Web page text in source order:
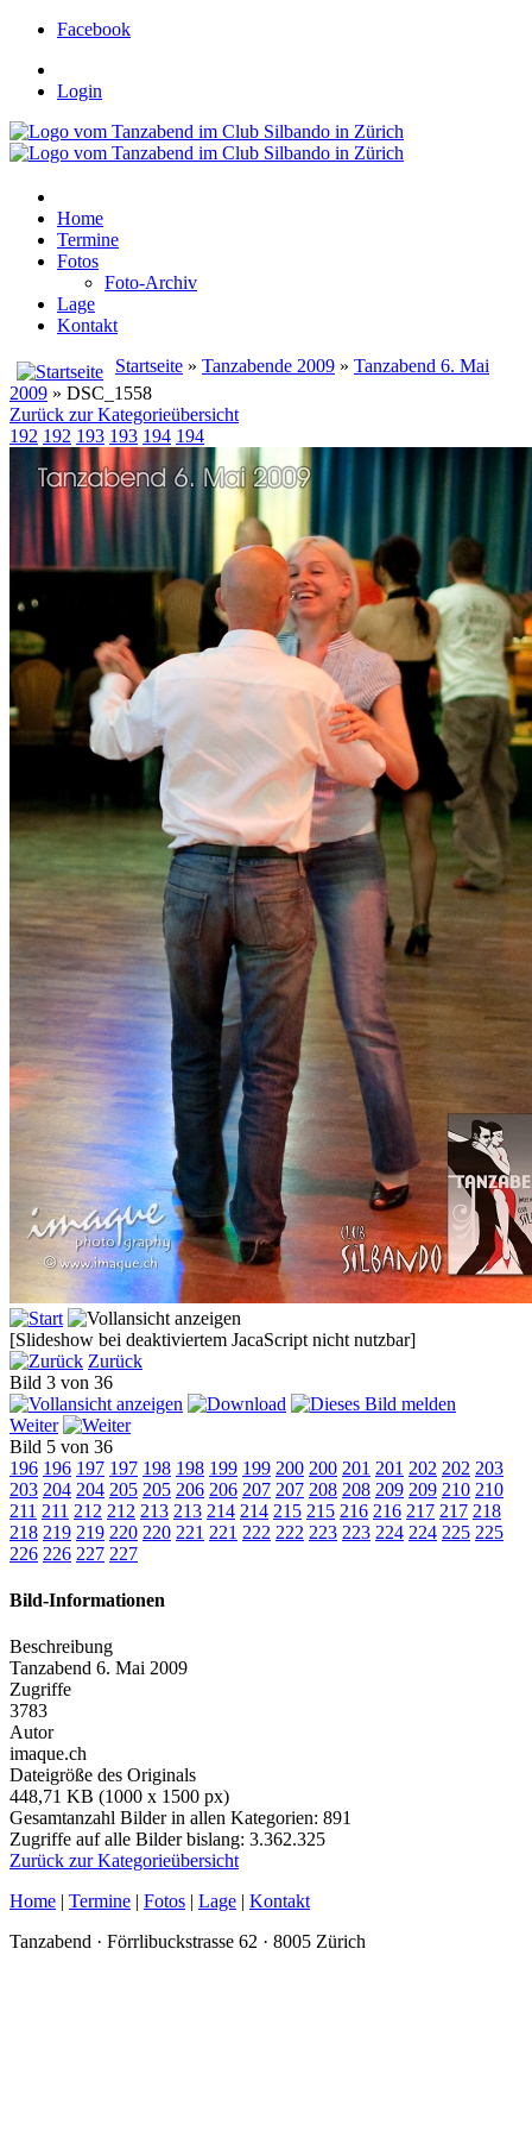
Facebook
Login
Home
Termine
Fotos
Foto-Archiv
Lage
Kontakt
Startseite » Tanzabende 2009 » Tanzabend 6. Mai
2009 » DSC_1558
Zurück zur Kategorieübersicht
192 192 193 193 194 194
[Slideshow bei deaktiviertem JacaScript nicht nutzbar]
Zurück
Bild 3 von 36
Weiter
Bild 5 von 36
196 196 197 197 198 198 199 199 200 200 201 201 202 202 203
203 204 204 205 205 206 206 207 207 208 208 209 209 210 210
211 211 212 212 213 213 214 214 215 215 216 216 217 217 218
218 219 219 220 220 221 221 222 222 223 223 224 224 225 225
226 226 227 227
Bild-Informationen
Beschreibung
Tanzabend 6. Mai 2009
Zugriffe
3783
Autor
imaque.ch
Dateigröße des Originals
448,71 KB (1000 x 1500 px)
Gesamtanzahl Bilder in allen Kategorien: 891
Zugriffe auf alle Bilder bislang: 3.362.325
Zurück zur Kategorieübersicht
Home | Termine | Fotos | Lage | Kontakt
Tanzabend · Förrlibuckstrasse 62 · 8005 Zürich